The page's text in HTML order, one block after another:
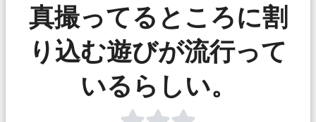
真撮ってるところに割
り込む遊びが流行って
いるらしい。